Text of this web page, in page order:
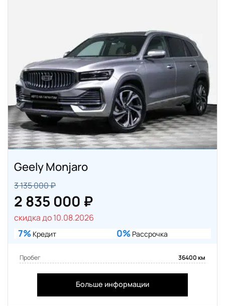
Geely Monjaro
3 135 000 ₽
2 835 000 ₽
скидка до 10.08.2026
7% Кредит 0% Рассрочка
Пробег 36400 км
Больше информации